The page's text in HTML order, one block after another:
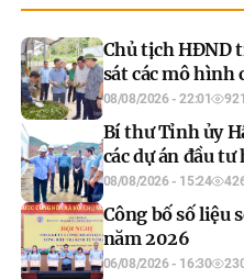
Chủ tịch HĐND
sát các mô hình
08/08/2026 - 22:01 921
Bí thư Tỉnh ủy
các dự án đầu
phương
08/08/2026 - 15:24
Công bố số liệu
năm 2026
06/08/2026 - 16:30